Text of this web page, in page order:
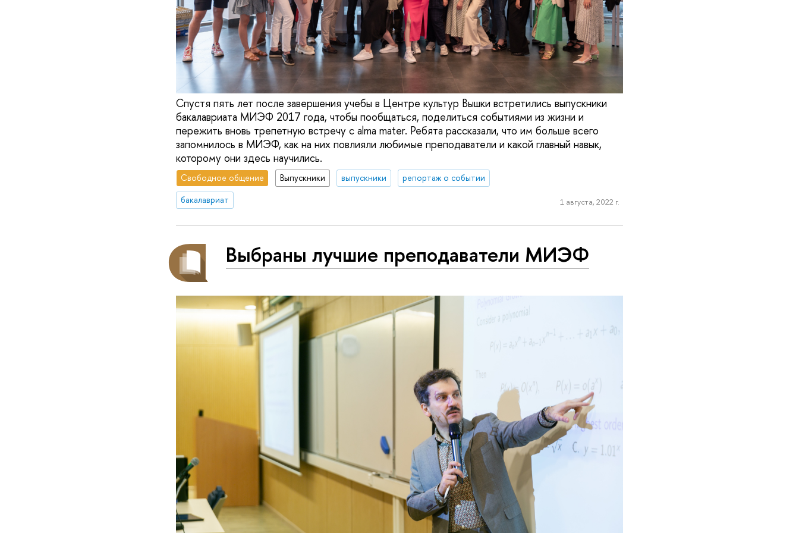
Спустя пять лет после завершения учебы в Центре культур Вышки встретились выпускники
бакалавриата МИЭФ 2017 года, чтобы пообщаться, поделиться событиями из жизни и
пережить вновь трепетную встречу с alma mater. Ребята рассказали, что им больше всего
запомнилось в МИЭФ, как на них повлияли любимые преподаватели и какой главный навык,
которому они здесь научились.
Свободное общение Выпускники выпускники
репортаж о событии
бакалавриат
1 августа, 2022 г.
Выбраны лучшие преподаватели МИЭФ